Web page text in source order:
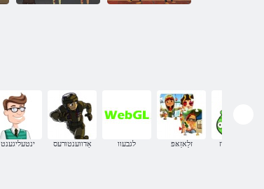
ינטעליגענט אַדווענטורעס לגבעוו זלַאזַאּפ בילדונגקרייז